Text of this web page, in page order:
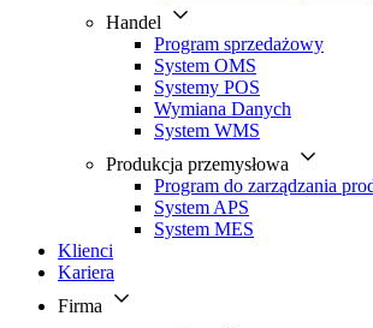
Handel
Program sprzedażowy
System OMS
Systemy POS
Wymiana Danych
System WMS
Produkcja przemysłowa
Program do zarządzania
System APS
System MES
Klienci
Kariera
Firma